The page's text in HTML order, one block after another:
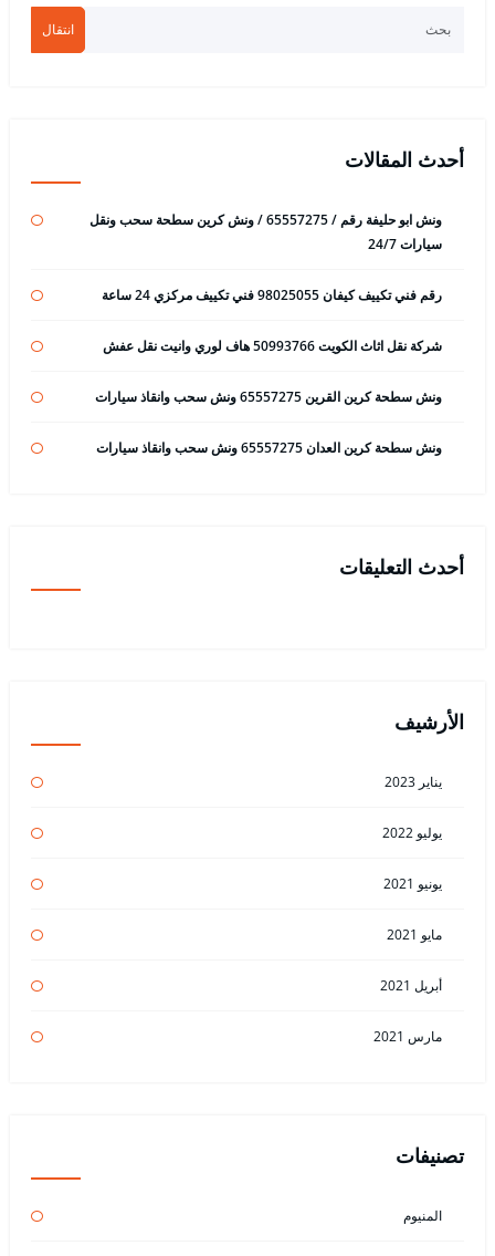
انتقال
أحدث المقالات
ونش ابو حليفة رقم / 65557275 / ونش كرين سطحة سحب ونقل
سيارات 24/7
رقم فني تكييف كيفان 98025055 فني تكييف مركزي 24 ساعة
شركة نقل اثاث الكويت 50993766 هاف لوري وانيت نقل عفش
ونش سطحة كرين القرين 65557275 ونش سحب وانقاذ سيارات
ونش سطحة كرين العدان 65557275 ونش سحب وانقاذ سيارات
أحدث التعليقات
الأرشيف
يناير 2023
يوليو 2022
يونيو 2021
مايو 2021
أبريل 2021
مارس 2021
تصنيفات
المنيوم